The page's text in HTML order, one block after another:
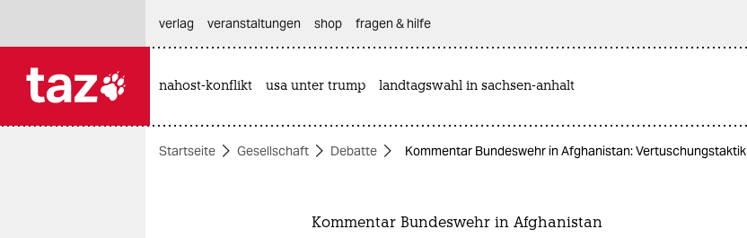
themen
verlag
veranstaltungen shop fragen & hilfe
nahost-konflikt usa unter trump landtagswahl in sachsen-anhalt
Startseite Gesellschaft Debatte Kommentar Bundeswehr in Afghanistan: Vertuschungstaktik
Kommentar Bundeswehr in Afghanistan